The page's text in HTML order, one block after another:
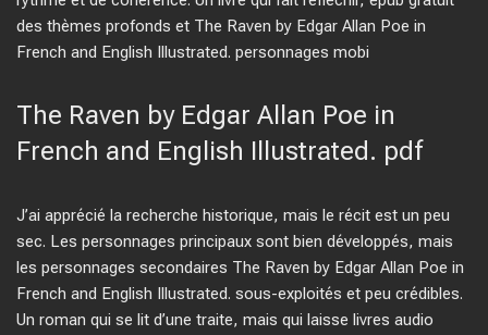
des thèmes profonds et The Raven by Edgar Allan Poe in
French and English Illustrated. personnages mobi
The Raven by Edgar Allan Poe in
French and English Illustrated. pdf
J’ai apprécié la recherche historique, mais le récit est un peu
sec. Les personnages principaux sont bien développés, mais
les personnages secondaires The Raven by Edgar Allan Poe in
French and English Illustrated. sous-exploités et peu crédibles.
Un roman qui se lit d’une traite, mais qui laisse livres audio